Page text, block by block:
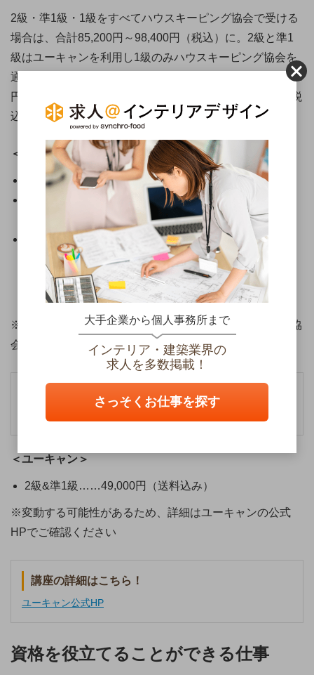
2級・準1級・1級をすべてハウスキーピング協会で受ける
場合は、合計85,200円～98,400円（税込）に。2級と準1
級はユーキャンを利用し1級のみハウスキーピング協会を
通じて受験する場合は、トータル費用が73,200円～86,400
円（税込）となります。内訳は下記の通りです（すべて税
込）。
＜ハウスキーピング協会＞
2級……受講料・テキスト代：24,700円
準1級……受講料・テキスト代：36,300円（早割は
1級……一次試験：筆記試験の場合は11,000 円、CBT
試験の場合は17,600円。
二次試験：13,200円（オンライン受験の場合は18,700
円、動画提出試験の場合は19,800 円）
※変動する可能性があるため、詳細はハウスキーピング協
会の公式HPでご確認ください。
講座の詳細はこちら！
＜ユーキャン＞
2級&準1級……49,000円（送料込み）
※変動する可能性があるため、詳細はユーキャンの公式
HPでご確認ください
講座の詳細はこちら！
ユーキャン公式HP
資格を役立てることができる仕事
大手企業から個人事務所まで
インテリア・建築業界の
求人を多数掲載！
さっそくお仕事を探す